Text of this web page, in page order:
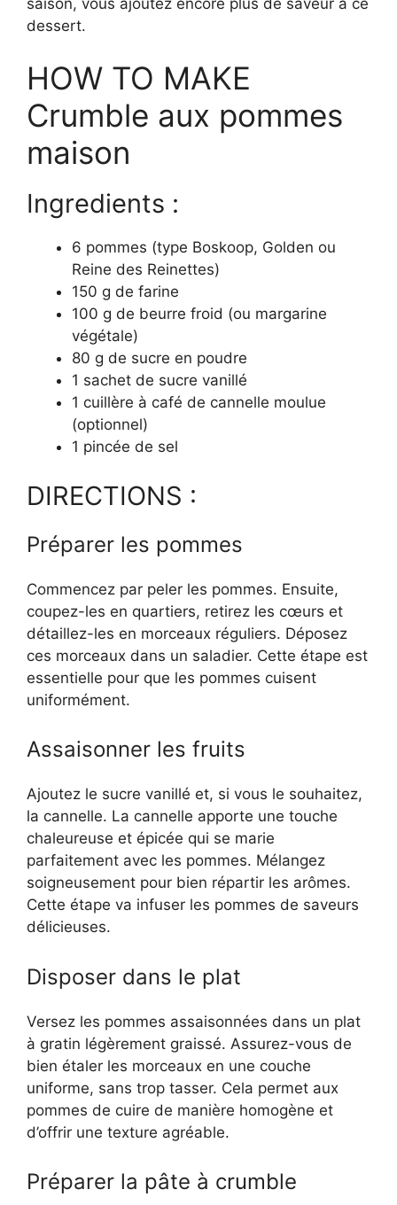
dessert.
HOW TO MAKE
Crumble aux pommes
maison
Ingredients :
6 pommes (type Boskoop, Golden ou
Reine des Reinettes)
150 g de farine
100 g de beurre froid (ou margarine
végétale)
80 g de sucre en poudre
1 sachet de sucre vanillé
1 cuillère à café de cannelle moulue
(optionnel)
1 pincée de sel
DIRECTIONS :
Préparer les pommes
Commencez par peler les pommes. Ensuite,
coupez-les en quartiers, retirez les cœurs et
détaillez-les en morceaux réguliers. Déposez
ces morceaux dans un saladier. Cette étape est
essentielle pour que les pommes cuisent
uniformément.
Assaisonner les fruits
Ajoutez le sucre vanillé et, si vous le souhaitez,
la cannelle. La cannelle apporte une touche
chaleureuse et épicée qui se marie
parfaitement avec les pommes. Mélangez
soigneusement pour bien répartir les arômes.
Cette étape va infuser les pommes de saveurs
délicieuses.
Disposer dans le plat
Versez les pommes assaisonnées dans un plat
à gratin légèrement graissé. Assurez-vous de
bien étaler les morceaux en une couche
uniforme, sans trop tasser. Cela permet aux
pommes de cuire de manière homogène et
d’offrir une texture agréable.
Préparer la pâte à crumble